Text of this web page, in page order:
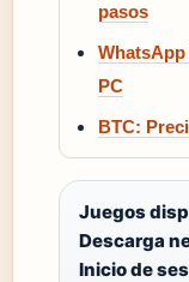
pasos
PC
BTC:
Juegos
Descarga
Inicio de